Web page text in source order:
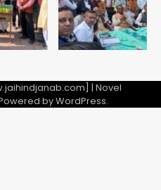
| Novel
byWordPress.